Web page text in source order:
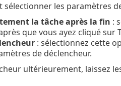
sélectionner les paramètres
la tâche après la fin :
que vous ayez cliqué sur
: sélectionnez cette
de déclencheur.
ultérieurement, laissez